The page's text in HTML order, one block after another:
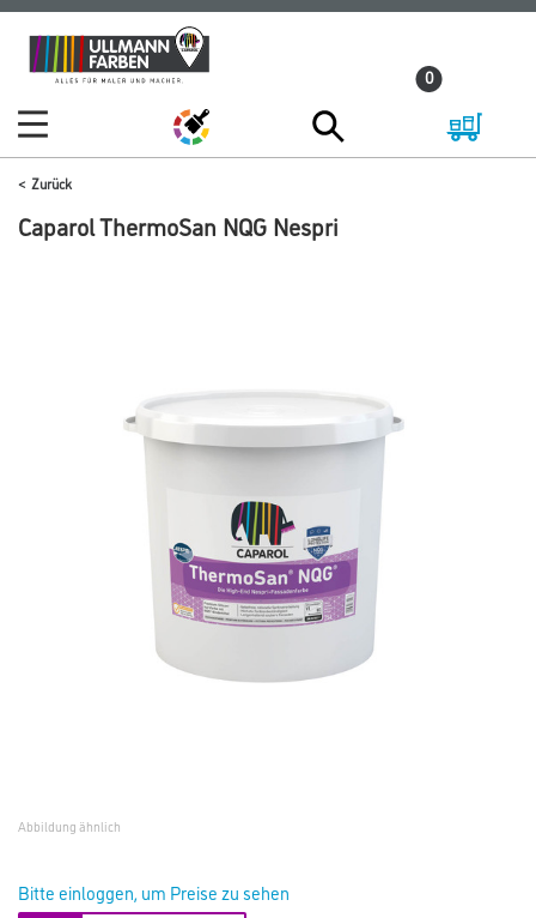
Zum
Inhalt
Zum
Navigationsmenü
0
Zurück
Caparol ThermoSan NQG Nespri
Abbildung ähnlich
Bitte einloggen, um Preise zu sehen